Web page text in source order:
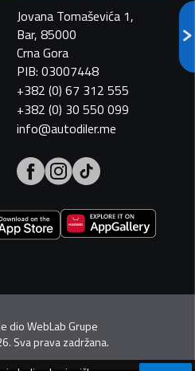
Jovana Tomaševića 1,
Bar, 85000
Crna Gora
PIB: 03007448
+382 (0) 67 312 555
+382 (0) 30 550 099
info@autodiler.me
dioWebLab Grupe
Sva prava zadržana.